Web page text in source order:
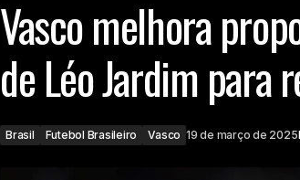
Vasco melhora
de Léo Jardim para
Brasil Futebol Brasileiro Vasco 19 de março de 2025